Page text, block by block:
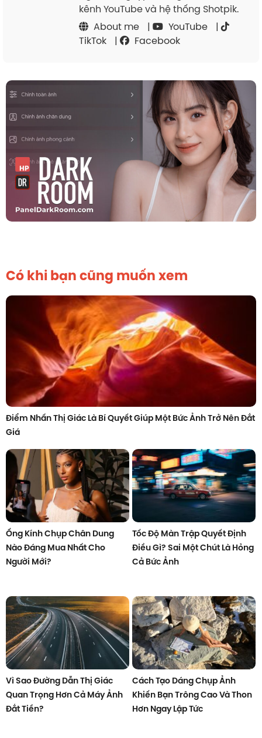
kênh YouTube và hệ thống Shotpik.
About me
| YouTube
|
TikTok
| Facebook
Có khi bạn cũng muốn xem
Điểm Nhấn Thị Giác Là Bí Quyết Giúp Một Bức Ảnh Trở Nên Đắt
Giá
Ống Kính Chụp Chân Dung
Nào Đáng Mua Nhất Cho
Người Mới?
Tốc Độ Màn Trập Quyết Định
Điều Gì? Sai Một Chút Là Hỏng
Cả Bức Ảnh
Vì Sao Đường Dẫn Thị Giác
Quan Trọng Hơn Cả Máy Ảnh
Đắt Tiền?
Cách Tạo Dáng Chụp Ảnh
Khiến Bạn Trông Cao Và Thon
Hơn Ngay Lập Tức